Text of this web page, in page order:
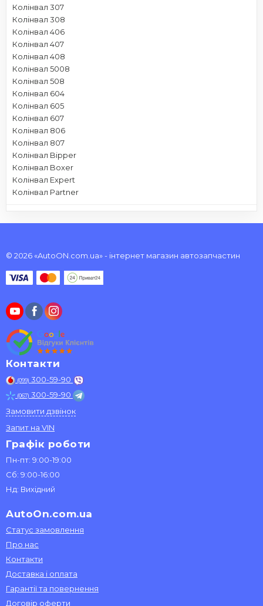
Колінвал 307
Колінвал 308
Колінвал 406
Колінвал 407
Колінвал 408
Колінвал 5008
Колінвал 508
Колінвал 604
Колінвал 605
Колінвал 607
Колінвал 806
Колінвал 807
Колінвал Bipper
Колінвал Boxer
Колінвал Expert
Колінвал Partner
© 2026 «AutoON.com.ua» - інтернет магазин автозапчастин
Контакти
(099) 300-59-90
(067) 300-59-90
Замовити дзвінок
Запит на VIN
Графік роботи
Пн-пт: 9:00-19:00
Сб: 9:00-16:00
Нд: Вихідний
AutoOn.com.ua
Статус замовлення
Про нас
Контакти
Доставка і оплата
Гарантії та повернення
Договір оферти